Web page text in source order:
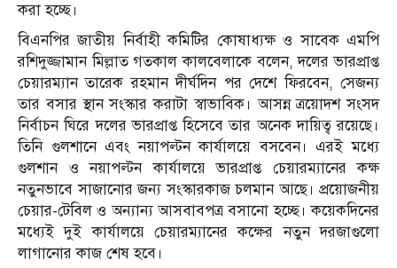
করা হচ্ছে।
বিএনপির জাতীয় নির্বাহী কমিটির কোষাধ্যক্ষ ও সাবেক এমপি
রশিদুজ্জামান মিল্লাত গতকাল কালবেলাকে বলেন, দলের ভারপ্রাপ্ত
চেয়ারম্যান তারেক রহমান দীর্ঘদিন পর দেশে ফিরবেন, সেজন্য
তার বসার স্থান সংস্কার করাটা স্বাভাবিক। আসন্ন ত্রয়োদশ সংসদ
নির্বাচন ঘিরে দলের ভারপ্রাপ্ত হিসেবে তার অনেক দায়িত্ব রয়েছে।
তিনি গুলশানে এবং নয়াপল্টন কার্যালয়ে বসবেন। এরই মধ্যে
গুলশান ও নয়াপল্টন কার্যালয়ে ভারপ্রাপ্ত চেয়ারম্যানের কক্ষ
নতুনভাবে সাজানোর জন্য সংস্কারকাজ চলমান আছে। প্রয়োজনীয়
চেয়ার-টেবিল ও অন্যান্য আসবাবপত্র বসানো হচ্ছে। কয়েকদিনের
মধ্যেই দুই কার্যালয়ে চেয়ারম্যানের কক্ষের নতুন দরজাগুলো
লাগানোর কাজ শেষ হবে।